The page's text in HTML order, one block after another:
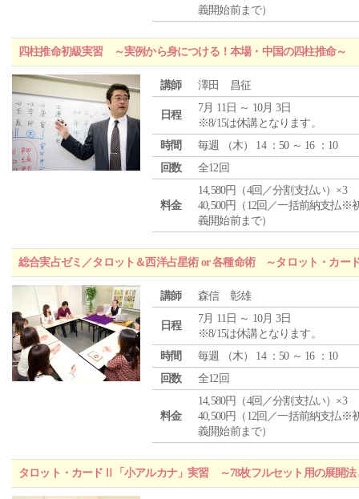
義開始前まで）
四柱推命初級実習 ～実例から身につける！本場・中国の四柱推命～
講師 澤田 昌征
日程
7月 11日 ～ 10月 3日
※8/15は休講となります。
時間
毎週 （木） 14 ：50 ～ 16 ：10
回数
全12回
料金
14,580円（4回／分割支払い）×3
40,500円（12回／一括前納支払※
義開始前まで）
総合実占ゼミ／タロット＆西洋占星術 or 各種命術 ～タロット・カー
講師 森信 彰雄
日程
7月 11日 ～ 10月 3日
※8/15は休講となります。
時間
毎週 （木） 14 ：50 ～ 16 ：10
回数
全12回
料金
14,580円（4回／分割支払い）×3
40,500円（12回／一括前納支払※
義開始前まで）
タロット・カードⅡ「小アルカナ」実習 ～78枚フルセット用の展開法